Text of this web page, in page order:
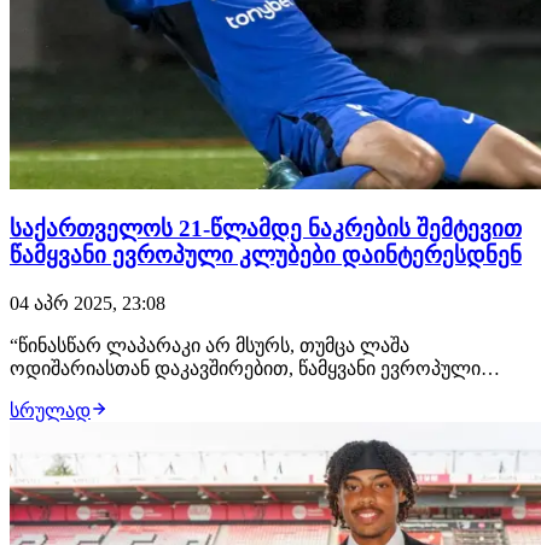
საქართველოს 21-წლამდე ნაკრების შემტევით
წამყვანი ევროპული კლუბები დაინტერესდნენ
04 აპრ 2025, 23:08
“წინასწარ ლაპარაკი არ მსურს, თუმცა ლაშა
ოდიშარიასთან დაკავშირებით, წამყვანი ევროპული
21-წლამდე ნაკრებისა და RFS-ს შემტევი ნახევარმცველის,
ლაშა ოდიშარიას მენეჯერმა, ლევან სეთურიძემ
საქართველოს პირველ არხის გადაცემაში - საფეხბურთო
ტ…
სრულად